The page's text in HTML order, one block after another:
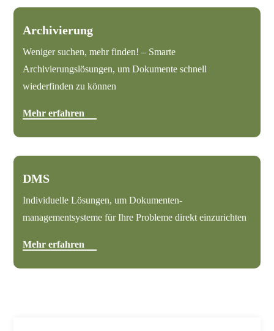
Archivierung
Weniger suchen, mehr finden! – Smarte
Archivierungslösungen, um Dokumente schnell
wiederfinden zu können
Mehr erfahren
DMS
Individuelle Lösungen, um Dokumenten-
managementsysteme für Ihre Probleme direkt einzurichten
Mehr erfahren